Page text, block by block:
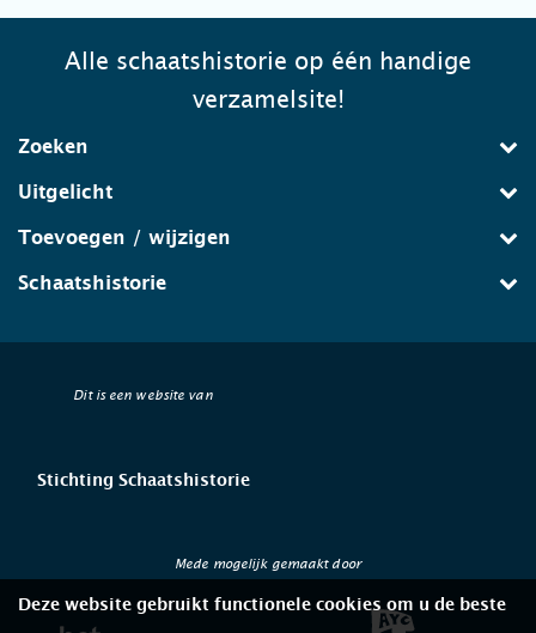
Alle schaatshistorie op één handige
verzamelsite!
Zoeken
Uitgelicht
Toevoegen / wijzigen
Schaatshistorie
Dit is een website van
Stichting Schaatshistorie
Mede mogelijk gemaakt door
Deze website gebruikt functionele cookies om u de beste